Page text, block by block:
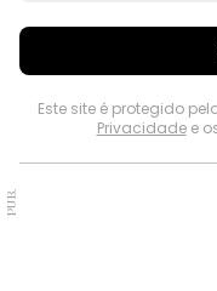
Este site é protegido
Privacidadee
PUB.